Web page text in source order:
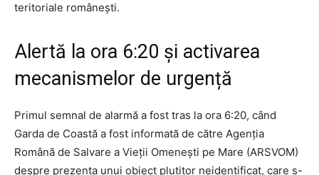
teritoriale românești.
Alertă la ora 6:20 și activarea
mecanismelor de urgență
Primul semnal de alarmă a fost tras la ora 6:20, când
Garda de Coastă a fost informată de către Agenția
Română de Salvare a Vieții Omenești pe Mare (ARSVOM)
despre prezența unui obiect plutitor neidentificat, care s-